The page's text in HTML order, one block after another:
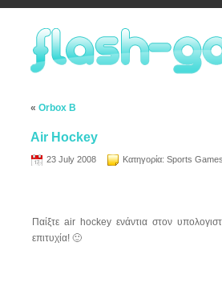
« Orbox B
Air Hockey
23 July 2008 Κατηγορία: Sports Games
Παίξτε air hockey ενάντια στον
επιτυχία! 🙂